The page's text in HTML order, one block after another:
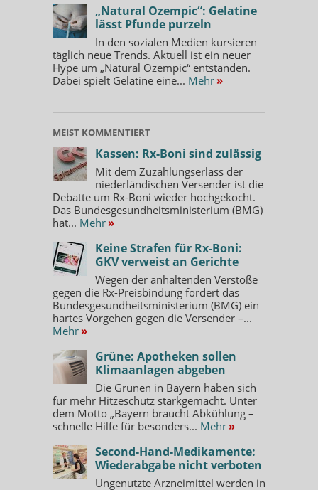
„Natural Ozempic“: Gelatine
lässt Pfunde purzeln
In den sozialen Medien kursieren
täglich neue Trends. Aktuell ist ein neuer
Hype um „Natural Ozempic“ entstanden.
Dabei spielt Gelatine eine... Mehr »
MEIST KOMMENTIERT
Kassen: Rx-Boni sind zulässig
Mit dem Zuzahlungserlass der
niederländischen Versender ist die
Debatte um Rx-Boni wieder hochgekocht.
Das Bundesgesundheitsministerium (BMG)
hat... Mehr »
Keine Strafen für Rx-Boni:
GKV verweist an Gerichte
Wegen der anhaltenden Verstöße
gegen die Rx-Preisbindung fordert das
Bundesgesundheitsministerium (BMG) ein
hartes Vorgehen gegen die Versender –...
Mehr »
Grüne: Apotheken sollen
Klimaanlagen abgeben
Die Grünen in Bayern haben sich
für mehr Hitzeschutz starkgemacht. Unter
dem Motto „Bayern braucht Abkühlung –
schnelle Hilfe für besonders... Mehr »
Second-Hand-Medikamente:
Wiederabgabe nicht verboten
Ungenutzte Arzneimittel werden in